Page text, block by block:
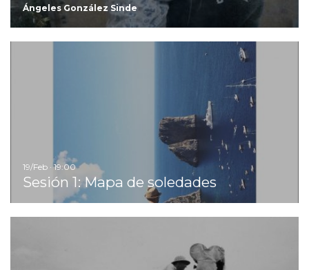
Ángeles González Sinde
19/Feb · 19:00
Sesión 1: Mapa de soledades